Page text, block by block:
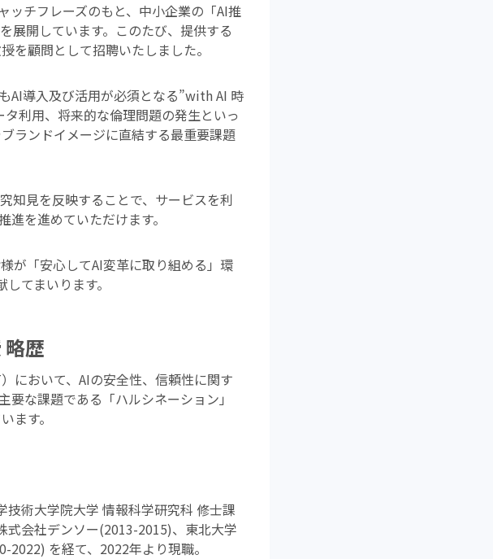
ッチフレーズのもと、中小企業の「AI推
展開しています。このたび、提供する
を顧問として招聘いたしました。
AI導入及び活用が必須となる”with AI 時
利用、将来的な倫理問題の発生といっ
ランドイメージに直結する最重要課題
知見を反映することで、サービスを利
を進めていただけます。
が「安心してAI変革に取り組める」環
てまいります。
歴
において、AIの安全性、信頼性に関す
な課題である「ハルシネーション」
ます。
術大学院大学 情報科学研究科 修士課
式会社デンソー(2013-2015)、東北大学
を経て、2022年より現職。